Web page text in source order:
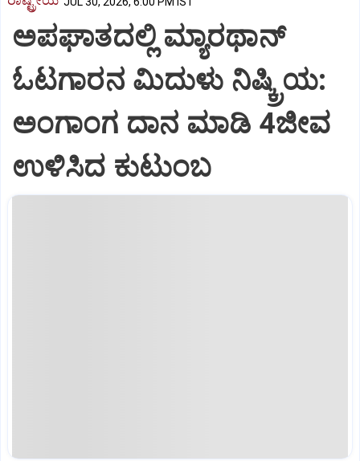
ಅಪಘಾತದಲ್ಲಿ ಮ್ಯಾರಥಾನ್
ಓಟಗಾರನ ಮಿದುಳು ನಿಷ್ಕ್ರಿಯ:
ಅಂಗಾಂಗ ದಾನ ಮಾಡಿ 4ಜೀವ
ಉಳಿಸಿದ ಕುಟುಂಬ